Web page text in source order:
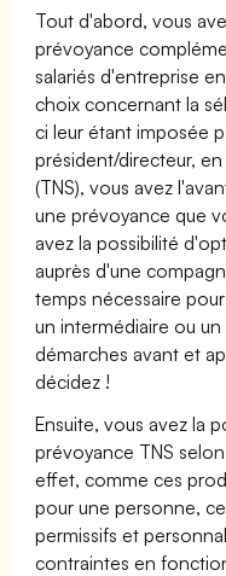
Tout d'abord, vous
prévoyance
salariés d'entreprise
choix concernant la
ci leur étant imposée
président/directeur,
(TNS), vous avez
une prévoyance que
avez la possibilité
auprès d'une
temps nécessaire
un intermédiaire ou
démarches avant et
décidez !
Ensuite, vous avez la
prévoyance TNS
effet, comme ces
pour une personne,
permissifs et
contraintes en